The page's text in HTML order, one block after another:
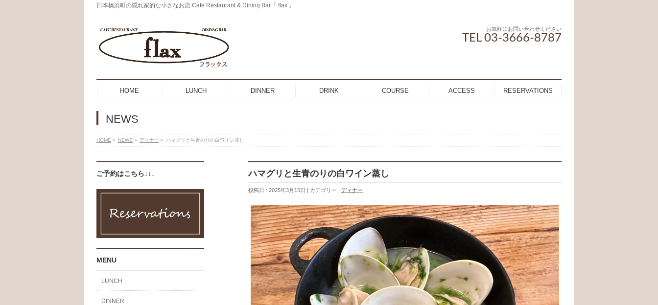
日本橋浜町の隠れ家的な小さなお店 Cafe Restaurant & Dining Bar『 flax 』
お気軽にお問い合わせください
TEL 03-3666-8787
HOME LUNCH DINNER DRINK COURSE ACCESS RESERVATIONS
NEWS
HOME » NEWS » ディナー » ハマグリと生青のりの白ワイン蒸し
ハマグリと生青のりの白ワイン蒸し
投稿日 : 2025年3月15日 カテゴリー : ディナー
ご予約はこちら↓↓↓
MENU
LUNCH
DINNER